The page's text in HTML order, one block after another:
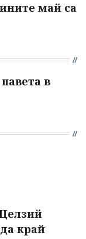
май са
в
край